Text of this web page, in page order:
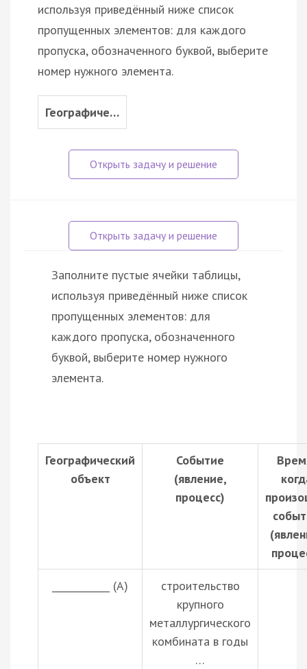
используя приведённый ниже список
пропущенных элементов: для каждого
пропуска, обозначенного буквой, выберите
номер нужного элемента.
Географиче…
Заполните пустые ячейки таблицы,
используя приведённый ниже список
пропущенных элементов: для
каждого пропуска, обозначенного
буквой, выберите номер нужного
элемента.
Географический
объект
Событие
(явление,
процесс)
____________ (А)
строительство
крупного
металлургического
комбината в годы
…